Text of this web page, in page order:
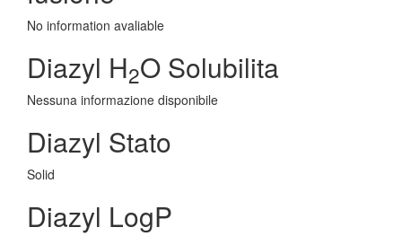
No information avaliable
Diazyl H2O Solubilita
Nessuna informazione disponibile
Diazyl Stato
Solid
Diazyl LogP